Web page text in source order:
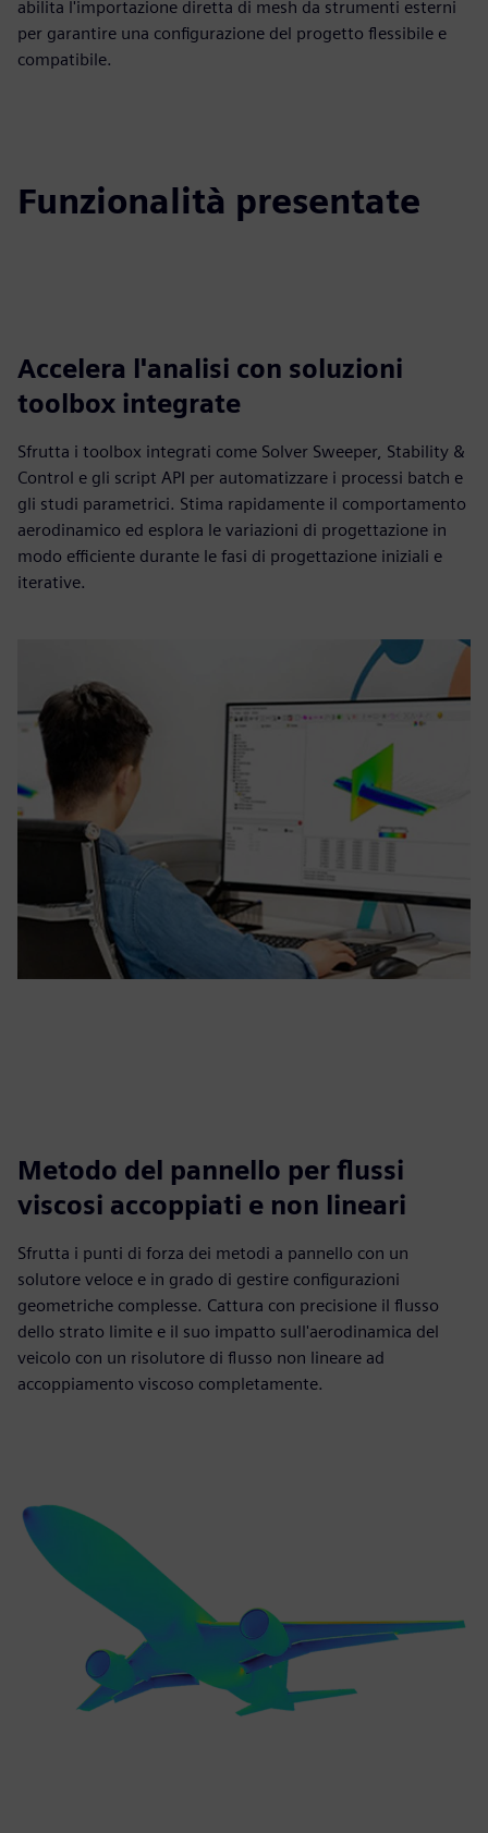
abilita l'importazione diretta di mesh da strumenti esterni
per garantire una configurazione del progetto flessibile e
compatibile.
Funzionalità presentate
Accelera l'analisi con soluzioni
toolbox integrate
Sfrutta i toolbox integrati come Solver Sweeper, Stability &
Control e gli script API per automatizzare i processi batch e
gli studi parametrici. Stima rapidamente il comportamento
aerodinamico ed esplora le variazioni di progettazione in
modo efficiente durante le fasi di progettazione iniziali e
iterative.
Metodo del pannello per flussi
viscosi accoppiati e non lineari
Sfrutta i punti di forza dei metodi a pannello con un
solutore veloce e in grado di gestire configurazioni
geometriche complesse. Cattura con precisione il flusso
dello strato limite e il suo impatto sull'aerodinamica del
veicolo con un risolutore di flusso non lineare ad
accoppiamento viscoso completamente.